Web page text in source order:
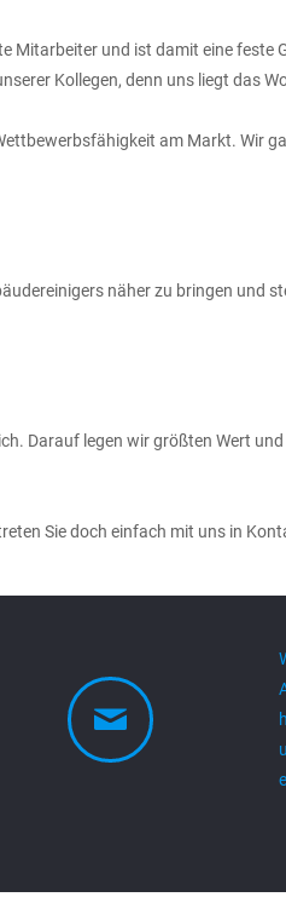
Mitarbeiter und ist damit eine
Kollegen, denn uns liegt das
am Markt. Wir
näher zu bringen und
Darauf legen wir größten Wert
Sie doch einfach mit uns in